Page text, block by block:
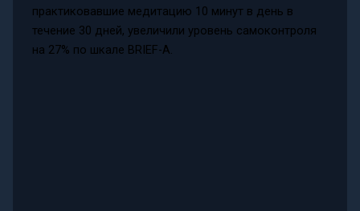
практиковавшие медитацию 10 минут в день в
течение 30 дней, увеличили уровень самоконтроля
на 27% по шкале BRIEF-A.